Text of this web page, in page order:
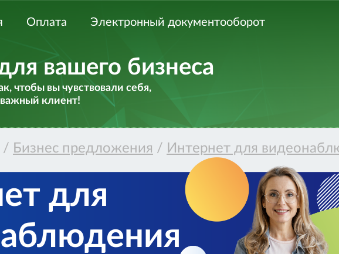
Оплата Электронный документооборот
вашего бизнеса
чтобы вы чувствовали себя,
клиент!
/ Бизнес предложения / Интернет для
для